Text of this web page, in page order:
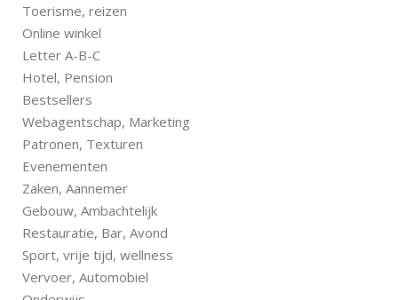
Toerisme, reizen
Online winkel
Letter A-B-C
Hotel, Pension
Bestsellers
Webagentschap, Marketing
Patronen, Texturen
Evenementen
Zaken, Aannemer
Gebouw, Ambachtelijk
Restauratie, Bar, Avond
Sport, vrije tijd, wellness
Vervoer, Automobiel